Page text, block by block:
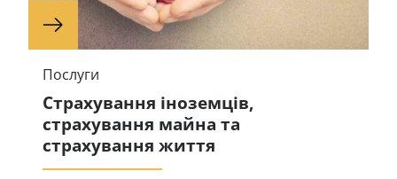
Послуги
Страхування іноземців,
страхування майна та
страхування життя